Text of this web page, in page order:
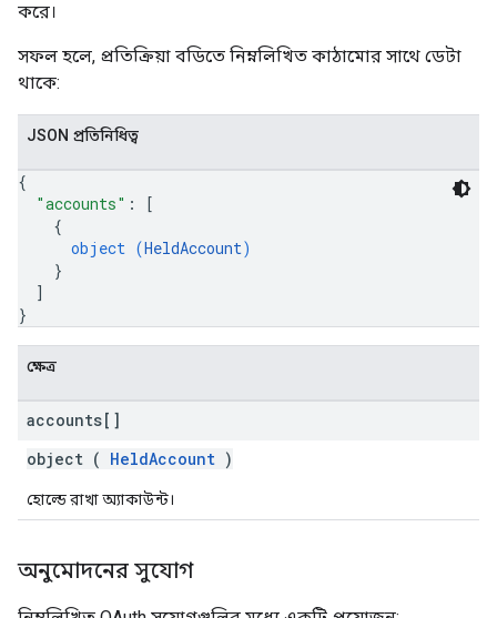
করে।
সফল হলে, প্রতিক্রিয়া বডিতে নিম্নলিখিত কাঠামোর সাথে ডেটা
থাকে:
JSON প্রতিনিধিত্ব
{
"accounts" :
[
{
object (HeldAccount)
}
]
}
ক্ষেত্র
accounts[]
object ( HeldAccount )
হোল্ডে রাখা অ্যাকাউন্ট।
অনুমোদনের সুযোগ